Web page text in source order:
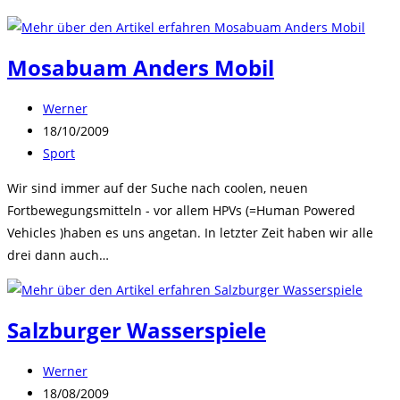
Mosabuam Anders Mobil
Beitrags-
Autor:
Werner
Beitrag
veröffentlicht:
18/10/2009
Beitrags-
Sport
Wir sind immer auf der Suche nach coolen, neuen
Fortbewegungsmitteln - vor allem HPVs (=Human Powered
Vehicles )haben es uns angetan. In letzter Zeit haben wir alle
drei dann auch…
Salzburger Wasserspiele
Beitrags-
Autor:
Werner
Beitrag
18/08/2009